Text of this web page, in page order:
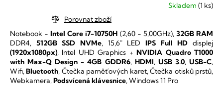
je
5,0
z
5
hvězdiček.
Skladem(1 ks)
Porovnat zboží
Notebook -Intel Core i7-10750H (2,60 - 5,00GHz), 32GB RAM
DDR4, 512GB SSD NVMe, 15,6" LEDIPS Full HD displej
(1920x1080px), Intel UHD Graphics +NVIDIA Quadro T1000
with Max-Q Design - 4GB GDDR6, HDMI, USB 3.0,USB-C,
Wifi,Bluetooth, Čtečka paměťových karet, Čtečka otisků prstů,
Webkamera,Podsvícená klávesnice, Windows 11 Pro